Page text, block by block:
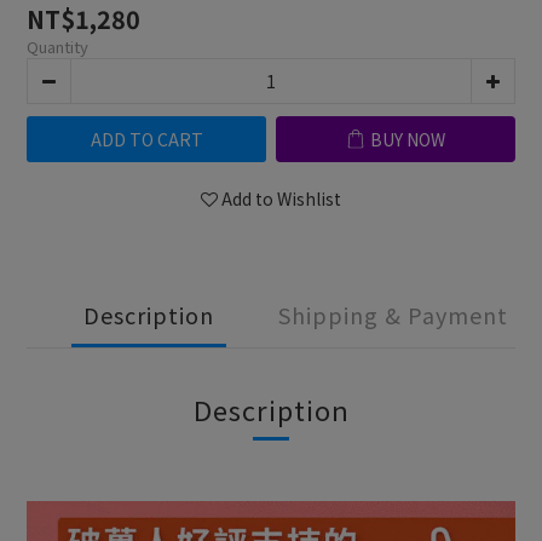
NT$1,280
Quantity
ADD TO CART BUY NOW
Add to Wishlist
Description Shipping & Payment
Description